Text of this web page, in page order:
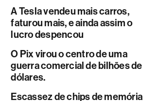
A Tesla vendeu mais carros,
faturou mais, e ainda assim o
lucro despencou
O Pix virou o centro de uma
guerra comercial de bilhões de
dólares.
Escassez de chips de memória